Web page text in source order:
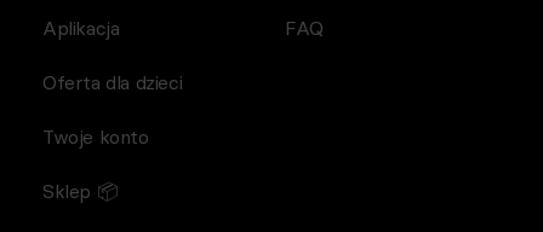
Aplikacja FAQ
Oferta dla dzieci
Twoje konto
Sklep 📦